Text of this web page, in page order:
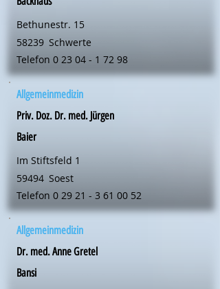
Bethunestr. 15
58239 Schwerte
Telefon 0 23 04 - 1 72 98
Allgemeinmedizin
Priv. Doz. Dr. med. Jürgen
Baier
Im Stiftsfeld 1
59494 Soest
Telefon 0 29 21 - 3 61 00 52
Allgemeinmedizin
Dr. med. Anne Gretel
Bansi